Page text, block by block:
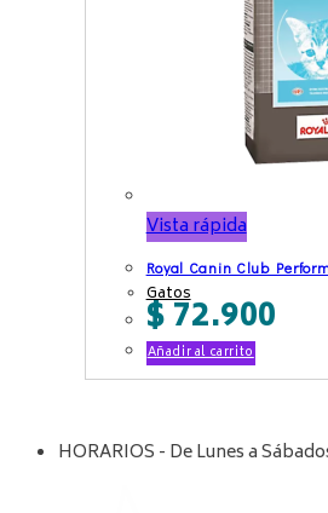
Vista rápida
Royal Canin Club
Gatos
$72.900
Añadir al carrito
HORARIOS - De Lunes a